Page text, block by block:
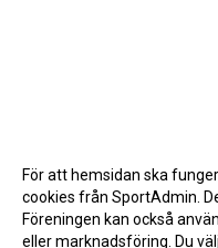
För att hemsidan ska
cookies från SportAdmin.
Föreningen kan också
eller marknadsföring. Du